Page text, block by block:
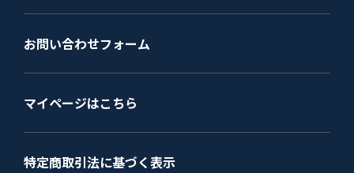
お問い合わせフォーム
マイページはこちら
特定商取引法に基づく表示